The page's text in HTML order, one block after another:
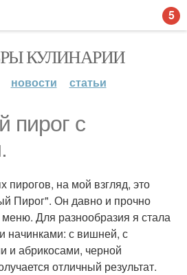
КУЛИНАРИИ
новости статьи
пирог с
пирогов, на мой взгляд, это
Пирог". Он давно и прочно
Для разнообразия я стала
начинками: с вишней, с
и абрикосами, черной
отличный результат.
5